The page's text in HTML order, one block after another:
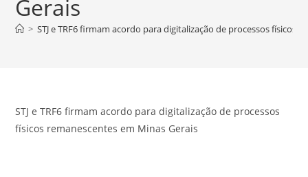
Gerais
> STJ e TRF6 firmam acordo para digitalização de processos físicos
STJ e TRF6 firmam acordo para digitalização de processos
físicos remanescentes em Minas Gerais